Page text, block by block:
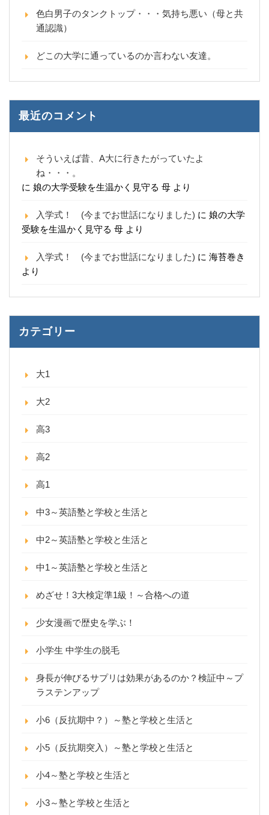
色白男子のタンクトップ・・・気持ち悪い（母と共
通認識）
どこの大学に通っているのか言わない友達。
最近のコメント
そういえば昔、A大に行きたがっていたよ
ね・・・。
に 娘の大学受験を生温かく見守る 母 より
入学式！ (今までお世話になりました) に 娘の大学
受験を生温かく見守る 母 より
入学式！ (今までお世話になりました) に 海苔巻き
より
カテゴリー
大1
大2
高3
高2
高1
中3～英語塾と学校と生活と
中2～英語塾と学校と生活と
中1～英語塾と学校と生活と
めざせ！3大検定準1級！～合格への道
少女漫画で歴史を学ぶ！
小学生 中学生の脱毛
身長が伸びるサプリは効果があるのか？検証中～プ
ラステンアップ
小6（反抗期中？）～塾と学校と生活と
小5（反抗期突入）～塾と学校と生活と
小4～塾と学校と生活と
小3～塾と学校と生活と